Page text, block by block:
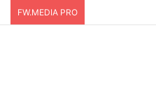
FW.MEDIA PRO